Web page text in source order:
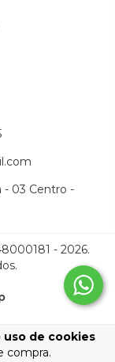
de cookies
compra.
- 03 Centro -
- 2026.